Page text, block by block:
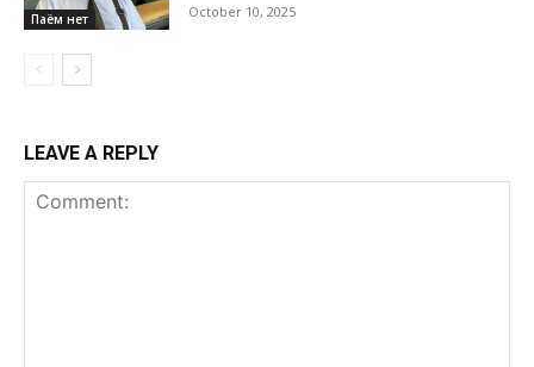
Паём нет October 10, 2025
LEAVE A REPLY